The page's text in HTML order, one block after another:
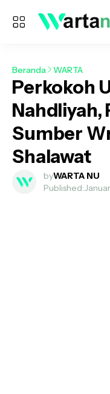
Beranda WARTA
Perkokoh
Nahdliyah,
Sumber
Shalawat
byWARTA NU
Published: